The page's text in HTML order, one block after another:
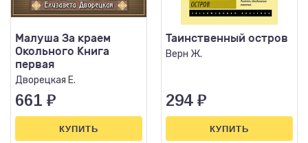
Малуша За краем
Окольного Книга
первая
Дворецкая Е.
661 ₽
КУПИТЬ
Таинственный остров
Верн Ж.
294 ₽
КУПИТЬ